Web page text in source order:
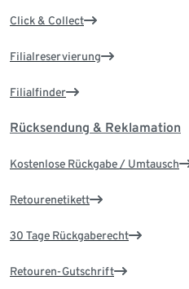
Click & Collect
Filialreservierung
Filialfinder
Rücksendung & Reklamation
Kostenlose Rückgabe / Umtausch
Retourenetikett
30 Tage Rückgaberecht
Retouren-Gutschrift